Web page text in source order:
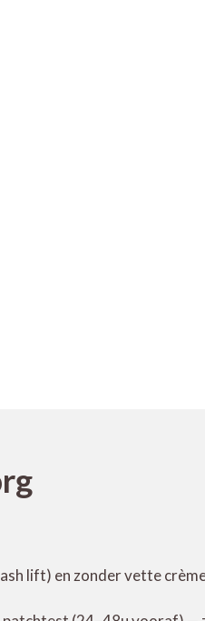
lift) en zonder vette